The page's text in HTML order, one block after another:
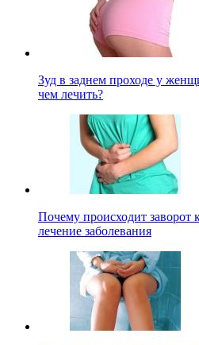
Зуд в заднем проходе у
чем лечить?
Почему происходит
лечение заболевания